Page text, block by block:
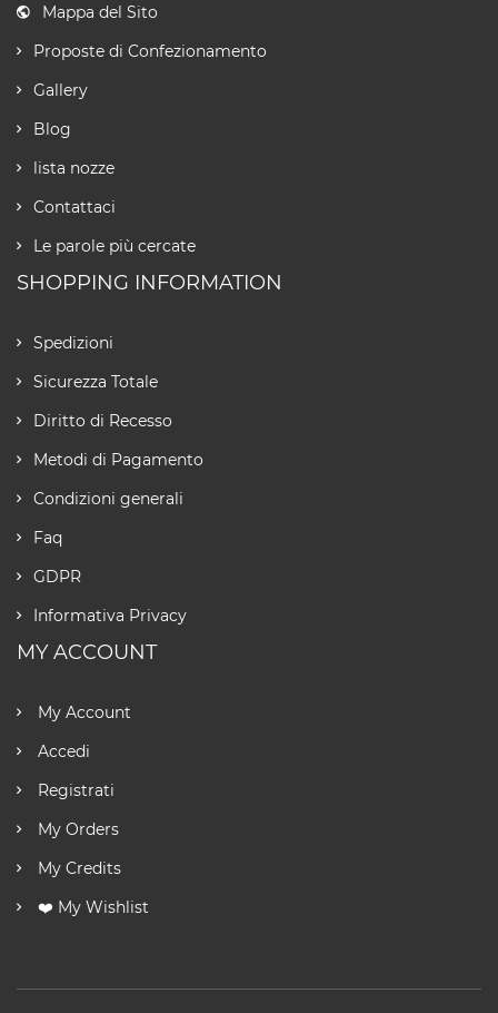
Mappa del Sito
Proposte di Confezionamento
Gallery
Blog
lista nozze
Contattaci
Le parole più cercate
SHOPPING INFORMATION
Spedizioni
Sicurezza Totale
Diritto di Recesso
Metodi di Pagamento
Condizioni generali
Faq
GDPR
Informativa Privacy
MY ACCOUNT
My Account
Accedi
Registrati
My Orders
My Credits
❤️ My Wishlist